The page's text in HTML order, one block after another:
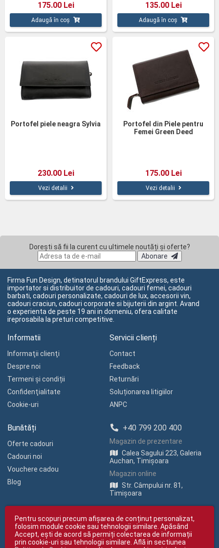
175.00 Lei
Adaugă în coș
135.00 Lei
Adaugă în coș
Portofel piele neagra Sylvia
230.00 Lei
Vezi detalii
Portofel din Piele pentru
Femei Green Deed
175.00 Lei
Vezi detalii
Dorești să fii la curent cu ultimele noutăți și oferte?
Abonare
Firma Fun Design, detinatorul brandului GiftExpress, este
importator si distribuitor de cadouri, cadouri femei, cadouri
barbati, cadouri personalizate, cadouri de lux, accesorii vin,
cadouri craciun, cadouri corporate si bijuterii din argint. Avand
o experienta de peste 19 ani in domeniu, ofera calitate
ireprosabila la preturi competitive.
Informatii
Informaţii clienţi
Despre noi
Termeni și condiții
Confidenţialitate
Cookie-uri
Servicii clienți
Contact
Feedback
Returnări
Soluționarea litigiilor
ANPC
Bunătăți
Oferte cadouri
Cadouri noi
Vouchere cadou
Blog
+40 799 200 400
Magazin de prezentare
Calea Sagului 223, Galeria
Auchan, Timișoara
Magazin online
Str. Câmpului nr. 81,
Timișoara
Pentru scopuri precum afișarea de conținut personalizat,
folosim module cookie sau tehnologii similare. Apăsând
Accept, ești de acord să permiți colectarea de informații
prin cookie-uri sau tehnologii similare. Află in sectiunea